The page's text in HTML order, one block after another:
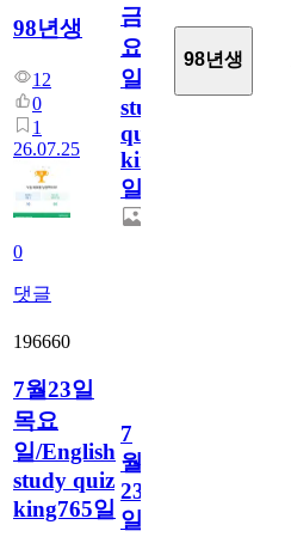
98년생
12
0
1
26.07.25
0
댓글
금
요
일/English
study
quiz
king766
일
98년생
196660
7월23일
목요
일/English
study quiz
king765일
7
월
23
일